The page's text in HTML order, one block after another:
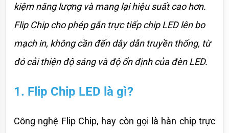
kiệm năng lượng và mang lại hiệu suất cao hơn.
Flip Chip cho phép gắn trực tiếp chip LED lên bo
mạch in, không cần đến dây dẫn truyền thống, từ
đó cải thiện độ sáng và độ ổn định của đèn LED.
1. Flip Chip LED là gì?
Công nghệ Flip Chip, hay còn gọi là hàn chip trực